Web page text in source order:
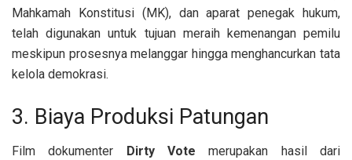
Mahkamah Konstitusi (MK), dan aparat penegak hukum,
telah digunakan untuk tujuan meraih kemenangan pemilu
meskipun prosesnya melanggar hingga menghancurkan tata
kelola demokrasi.
3. Biaya Produksi Patungan
Film dokumenter Dirty Vote merupakan hasil dari